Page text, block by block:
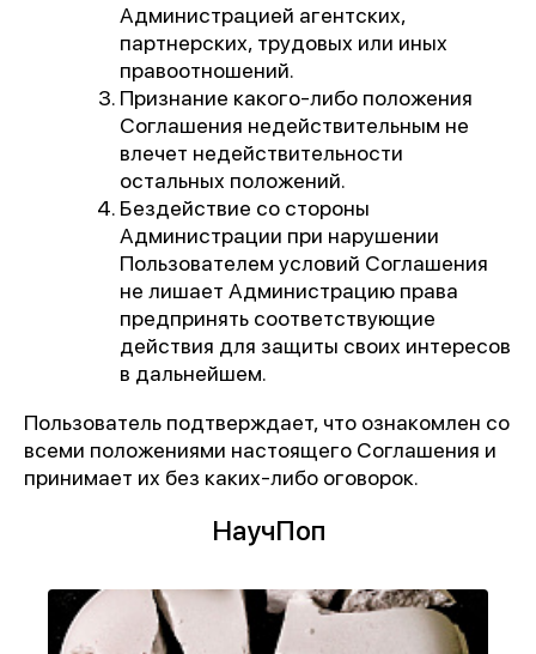
1 место
«Лучшее учреждение
Администрацией агентских,
партнерских, трудовых или иных
правоотношений.
Признание какого-либо положения
Соглашения недействительным не
влечет недействительности
остальных положений.
Бездействие со стороны
Администрации при нарушении
Пользователем условий Соглашения
не лишает Администрацию права
предпринять соответствующие
действия для защиты своих интересов
в дальнейшем.
Пользователь подтверждает, что ознакомлен со
всеми положениями настоящего Соглашения и
принимает их без каких-либо оговорок.
НаучПоп